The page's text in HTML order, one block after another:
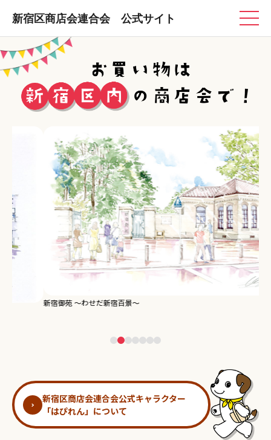
新宿区商店会連合会 公式サイト
新宿御苑 ～わせだ新宿百景～
新宿区商店会連合会公式キャラクター
「はぴれん」について